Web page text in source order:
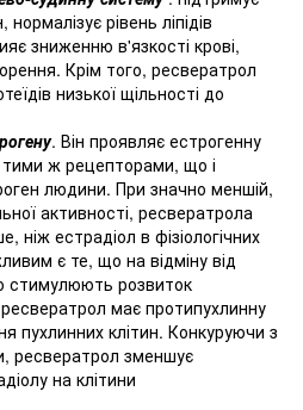
рівень ліпідів
зниженню в'язкості крові,
Крім того, ресвератрол
низької щільності до
. Він проявляє естрогенну
тими ж рецепторами, що і
людини. При значно меншій,
активності, ресвератрола
ніж естрадіол в фізіологічних
є те, що на відміну від
стимулюють розвиток
має протипухлинну
пухлинних клітин. Конкуруючи з
ресвератрол зменшує
на клітини